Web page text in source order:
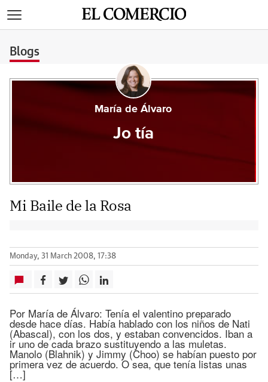
Blogs
María de Álvaro
Jo tía
Mi Baile de la Rosa
Monday, 31 March 2008, 17:38
Por María de Álvaro: Tenía el valentino preparado
desde hace días. Había hablado con los niños de Nati
(Abascal), con los dos, y estaban convencidos. Iban a
ir uno de cada brazo sustituyendo a las muletas.
Manolo (Blahnik) y Jimmy (Choo) se habían puesto por
primera vez de acuerdo. O sea, que tenía listas unas
[…]